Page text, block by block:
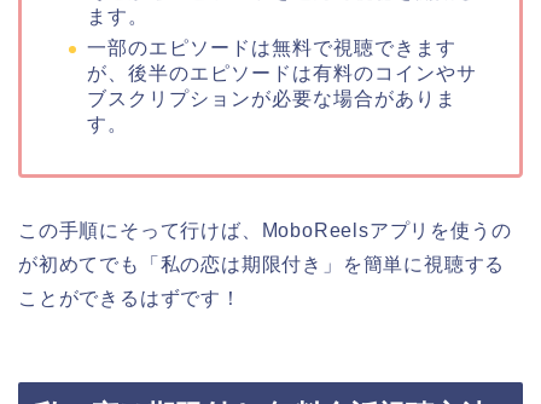
ます。
一部のエピソードは無料で視聴できます
が、後半のエピソードは有料のコインやサ
ブスクリプションが必要な場合がありま
す。
この手順にそって行けば、MoboReelsアプリを使うの
が初めてでも
「私の恋は期限付き」
を簡単に視聴する
ことができるはずです！